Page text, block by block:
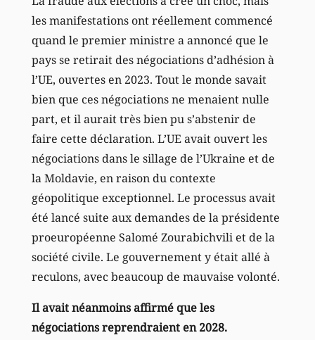
les manifestations ont réellement commencé
quand le premier ministre a annoncé que le
pays se retirait des négociations d’adhésion à
l’UE, ouvertes en 2023. Tout le monde savait
bien que ces négociations ne menaient nulle
part, et il aurait très bien pu s’abstenir de
faire cette déclaration. L’UE avait ouvert les
négociations dans le sillage de l’Ukraine et de
la Moldavie, en raison du contexte
géopolitique exceptionnel. Le processus avait
été lancé suite aux demandes de la présidente
proeuropéenne Salomé Zourabichvili et de la
société civile. Le gouvernement y était allé à
reculons, avec beaucoup de mauvaise volonté.
Il avait néanmoins affirmé que les
négociations reprendraient en 2028.